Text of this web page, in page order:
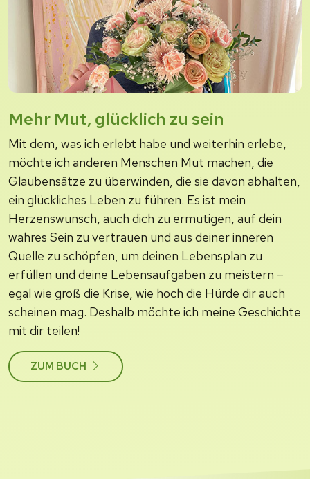
Mehr Mut, glücklich zu sein
Mit dem, was ich erlebt habe und weiterhin erlebe,
möchte ich anderen Menschen Mut machen, die
Glaubensätze zu überwinden, die sie davon abhalten,
ein glückliches Leben zu führen. Es ist mein
Herzenswunsch, auch dich zu ermutigen, auf dein
wahres Sein zu vertrauen und aus deiner inneren
Quelle zu schöpfen, um deinen Lebensplan zu
erfüllen und deine Lebensaufgaben zu meistern –
egal wie groß die Krise, wie hoch die Hürde dir auch
scheinen mag. Deshalb möchte ich meine Geschichte
mit dir teilen!
ZUM BUCH